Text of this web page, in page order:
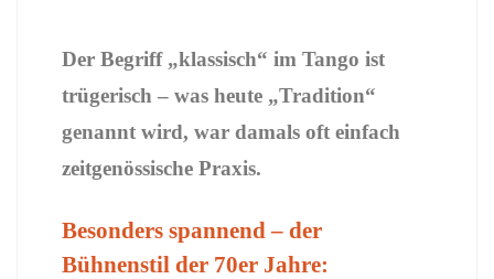
Der Begriff „klassisch“ im Tango ist
trügerisch – was heute „Tradition“
genannt wird, war damals oft einfach
zeitgenössische Praxis.
Besonders spannend – der
Bühnenstil der 70er Jahre: